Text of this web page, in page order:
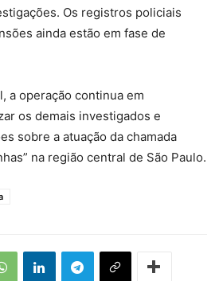
Os registros policiais
ainda estão em fase de
a operação continua em
os demais investigados e
sobre a atuação da chamada
na região central de São Paulo.